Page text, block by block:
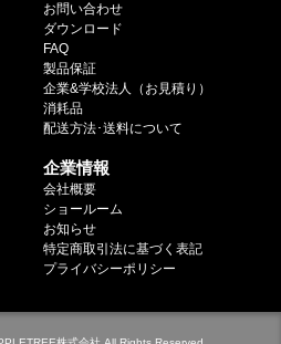
お問い合わせ
ダウンロード
FAQ
製品保証
企業&学校法人（お見積り）
消耗品
配送方法･送料について
企業情報
会社概要
ショールーム
お知らせ
特定商取引法に基づく表記
プライバシーポリシー